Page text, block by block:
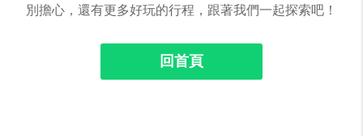
別擔心，還有更多好玩的行程，跟著我們一起探索吧！
回首頁